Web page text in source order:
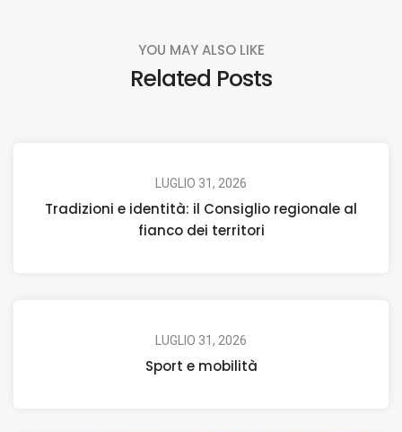
YOU MAY ALSO LIKE
Related Posts
LUGLIO 31, 2026
Tradizioni e identità: il Consiglio regionale al
fianco dei territori
LUGLIO 31, 2026
Sport e mobilità